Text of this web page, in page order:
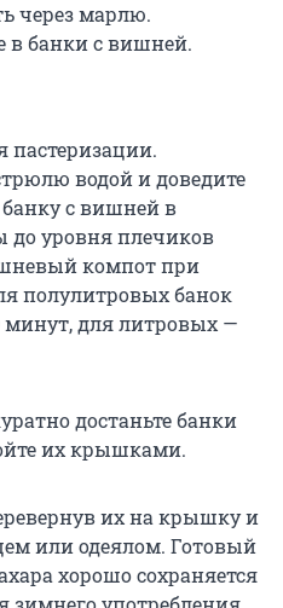
через марлю.
в банки с вишней.
пастеризации.
водой и доведите
с вишней в
до уровня плечиков
компот при
полулитровых банок
минут, для литровых —
достаньте банки
их крышками.
их на крышку и
или одеялом. Готовый
хорошо сохраняется